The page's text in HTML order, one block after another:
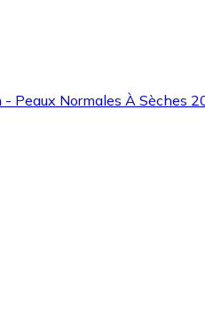
Peaux Normales À Sèches